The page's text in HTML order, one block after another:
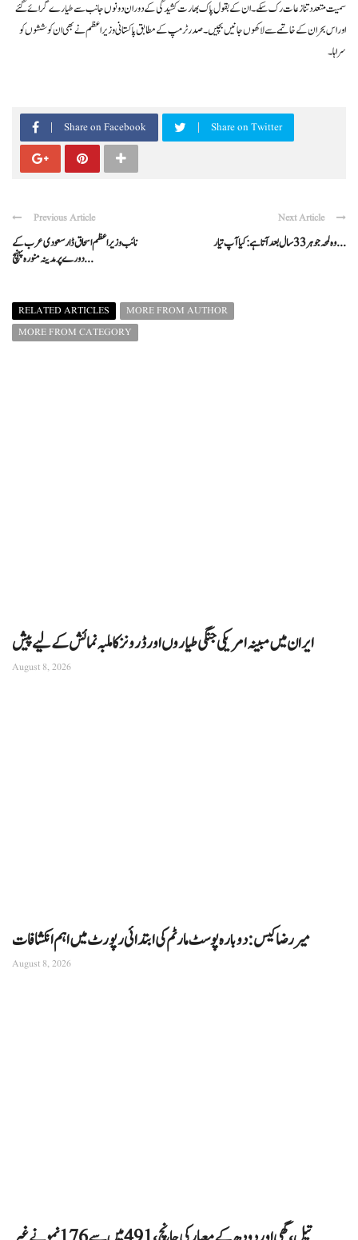
سمیت متعدد تنازعات رک سکے۔ ان کے بقول پاک بھارت کشیدگی کے دوران دونوں جانب سے طیارے گرائے گئے
اور اس بحران کے خاتمے سے لاکھوں جانیں بچیں۔ صدر ٹرمپ کے مطابق پاکستانی وزیراعظم نے بھی ان کوششوں کو
سراہا۔
Share on Facebook Share on Twitter
Previous Article
نائب وزیراعظم اسحاق ڈار سعودی عرب کے
دورے پر مدینہ منورہ پہنچ ...
Next Article
وہ لمحہ جو ہر 33 سال بعد آتا ہے: کیا آپ تیار ...
RELATED ARTICLES
MORE FROM AUTHOR
MORE FROM CATEGORY
ایران میں مبینہ امریکی جنگی طیاروں اور ڈرونز کا ملبہ نمائش کے لیے پیش
August 8, 2026
میر رضا کیس: دوبارہ پوسٹ مارٹم کی ابتدائی رپورٹ میں اہم انکشافات
August 8, 2026